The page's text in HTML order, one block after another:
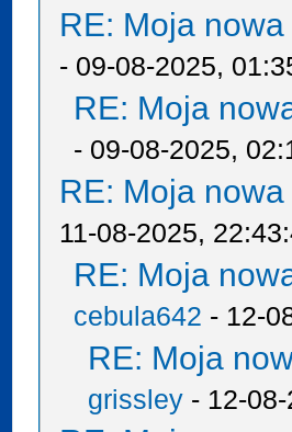
RE: Moja
- 09-08-2025,
RE: Moja
- 09-08-2025,
RE: Moja
11-08-2025,
RE: Moja
cebula642 - 12-
RE: Moja
grissley - 12-